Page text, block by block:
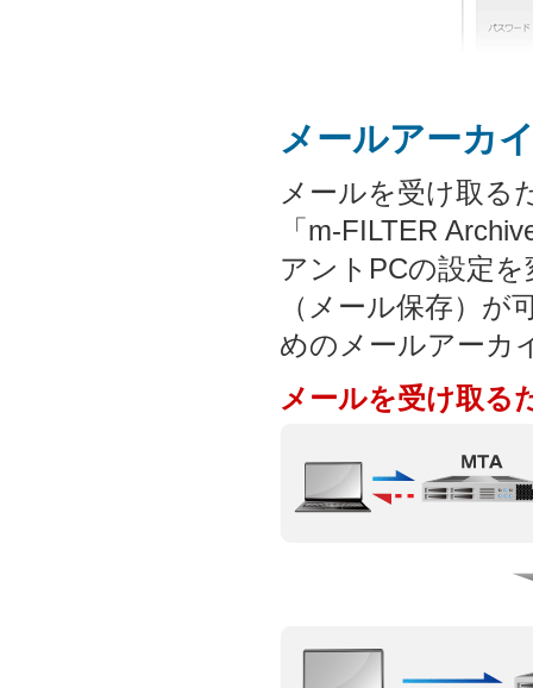
メールアーカ
メールを受け取る
「m-FILTER
アントPCの設定
（メール保存）
めのメールアーカ
メールを受け取る